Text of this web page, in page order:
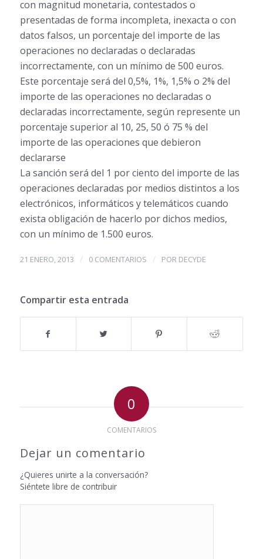
con magnitud monetaria, contestados o
presentadas de forma incompleta, inexacta o con
datos falsos, un porcentaje del importe de las
operaciones no declaradas o declaradas
incorrectamente, con un mínimo de 500 euros.
Este porcentaje será del 0,5%, 1%, 1,5% o 2% del
importe de las operaciones no declaradas o
declaradas incorrectamente, según represente un
porcentaje superior al 10, 25, 50 ó 75 % del
importe de las operaciones que debieron
declararse
La sanción será del 1 por ciento del importe de las
operaciones declaradas por medios distintos a los
electrónicos, informáticos y telemáticos cuando
exista obligación de hacerlo por dichos medios,
con un mínimo de 1.500 euros.
21 ENERO, 2013 / 0 COMENTARIOS / POR DECYDE
Compartir esta entrada
0
COMENTARIOS
Dejar un comentario
¿Quieres unirte a la conversación?
Siéntete libre de contribuir